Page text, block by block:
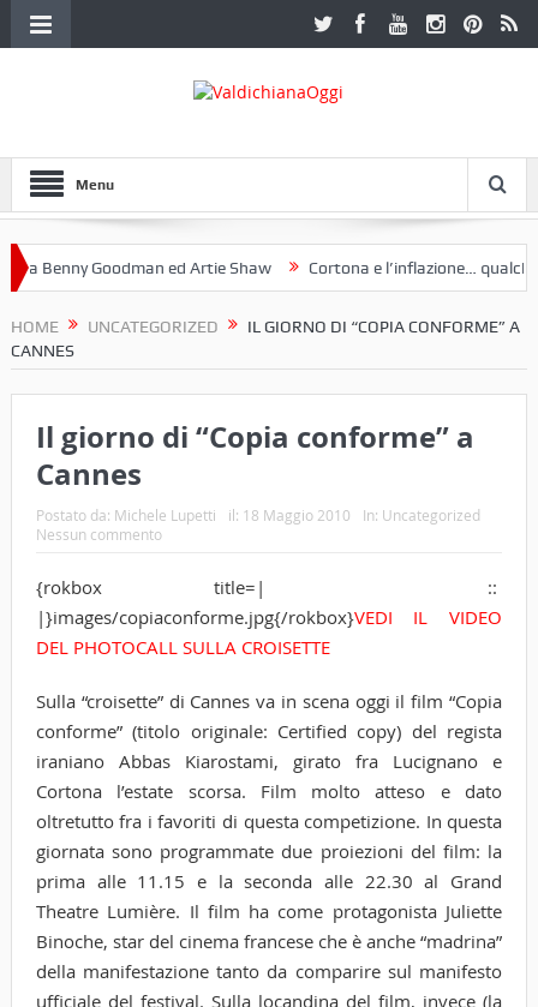
Menu
Benny Goodman ed Artie Shaw Cortona e l’inflazione… qualche
HOME UNCATEGORIZED
IL GIORNO DI “COPIA CONFORME” A
CANNES
Il giorno di “Copia conforme” a
Cannes
Postato da: Michele Lupetti il: 18 Maggio 2010 In: Uncategorized
Nessun commento
{rokbox title=| ::
|}images/copiaconforme.jpg{/rokbox}VEDI IL VIDEO
DEL PHOTOCALL SULLA CROISETTE
Sulla “croisette” di Cannes va in scena oggi il film “Copia
conforme” (titolo originale: Certified copy) del regista
iraniano Abbas Kiarostami, girato fra Lucignano e
Cortona l’estate scorsa. Film molto atteso e dato
oltretutto fra i favoriti di questa competizione. In questa
giornata sono programmate due proiezioni del film: la
prima alle 11.15 e la seconda alle 22.30 al Grand
Theatre Lumière. Il film ha come protagonista Juliette
Binoche, star del cinema francese che è anche “madrina”
della manifestazione tanto da comparire sul manifesto
ufficiale del festival. Sulla locandina del film, invece (la